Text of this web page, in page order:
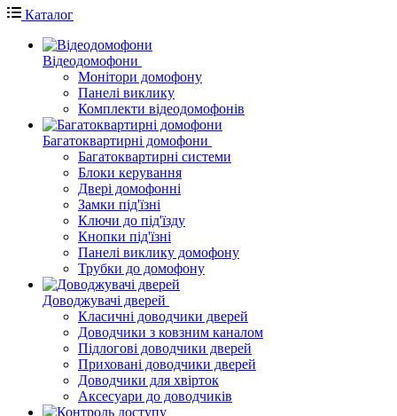
Каталог
Відеодомофони
Монітори домофону
Панелі виклику
Комплекти відеодомофонів
Багатоквартирні домофони
Багатоквартирні системи
Блоки керування
Двері домофонні
Замки під'їзні
Ключи до під'їзду
Кнопки під'їзні
Панелі виклику домофону
Трубки до домофону
Доводжувачі дверей
Класичні доводчики дверей
Доводчики з ковзним каналом
Підлогові доводчики дверей
Приховані доводчики дверей
Доводчики для хвірток
Аксесуари до доводчиків